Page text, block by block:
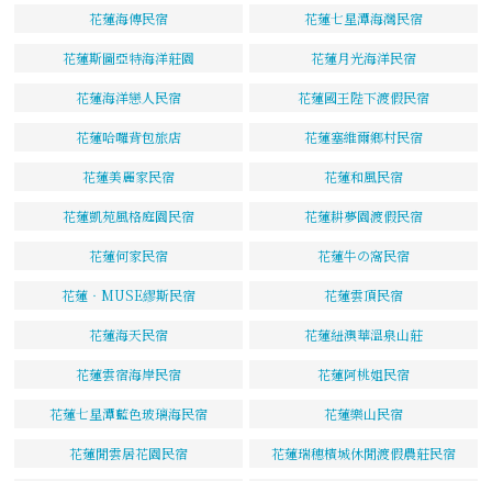
花蓮海傳民宿 花蓮七星潭海灣民宿
花蓮斯圖亞特海洋莊園 花蓮月光海洋民宿
花蓮海洋戀人民宿 花蓮國王陛下渡假民宿
花蓮哈囉背包旅店 花蓮塞維爾鄉村民宿
花蓮美麗家民宿 花蓮和風民宿
花蓮凱苑風格庭園民宿 花蓮耕夢園渡假民宿
花蓮何家民宿 花蓮牛の窩民宿
花蓮‧MUSE繆斯民宿 花蓮雲頂民宿
花蓮海天民宿 花蓮紐澳華溫泉山莊
花蓮雲宿海岸民宿 花蓮阿桃姐民宿
花蓮七星潭藍色玻璃海民宿 花蓮樂山民宿
花蓮閒雲居花園民宿 花蓮瑞穗檳城休閒渡假農莊民宿